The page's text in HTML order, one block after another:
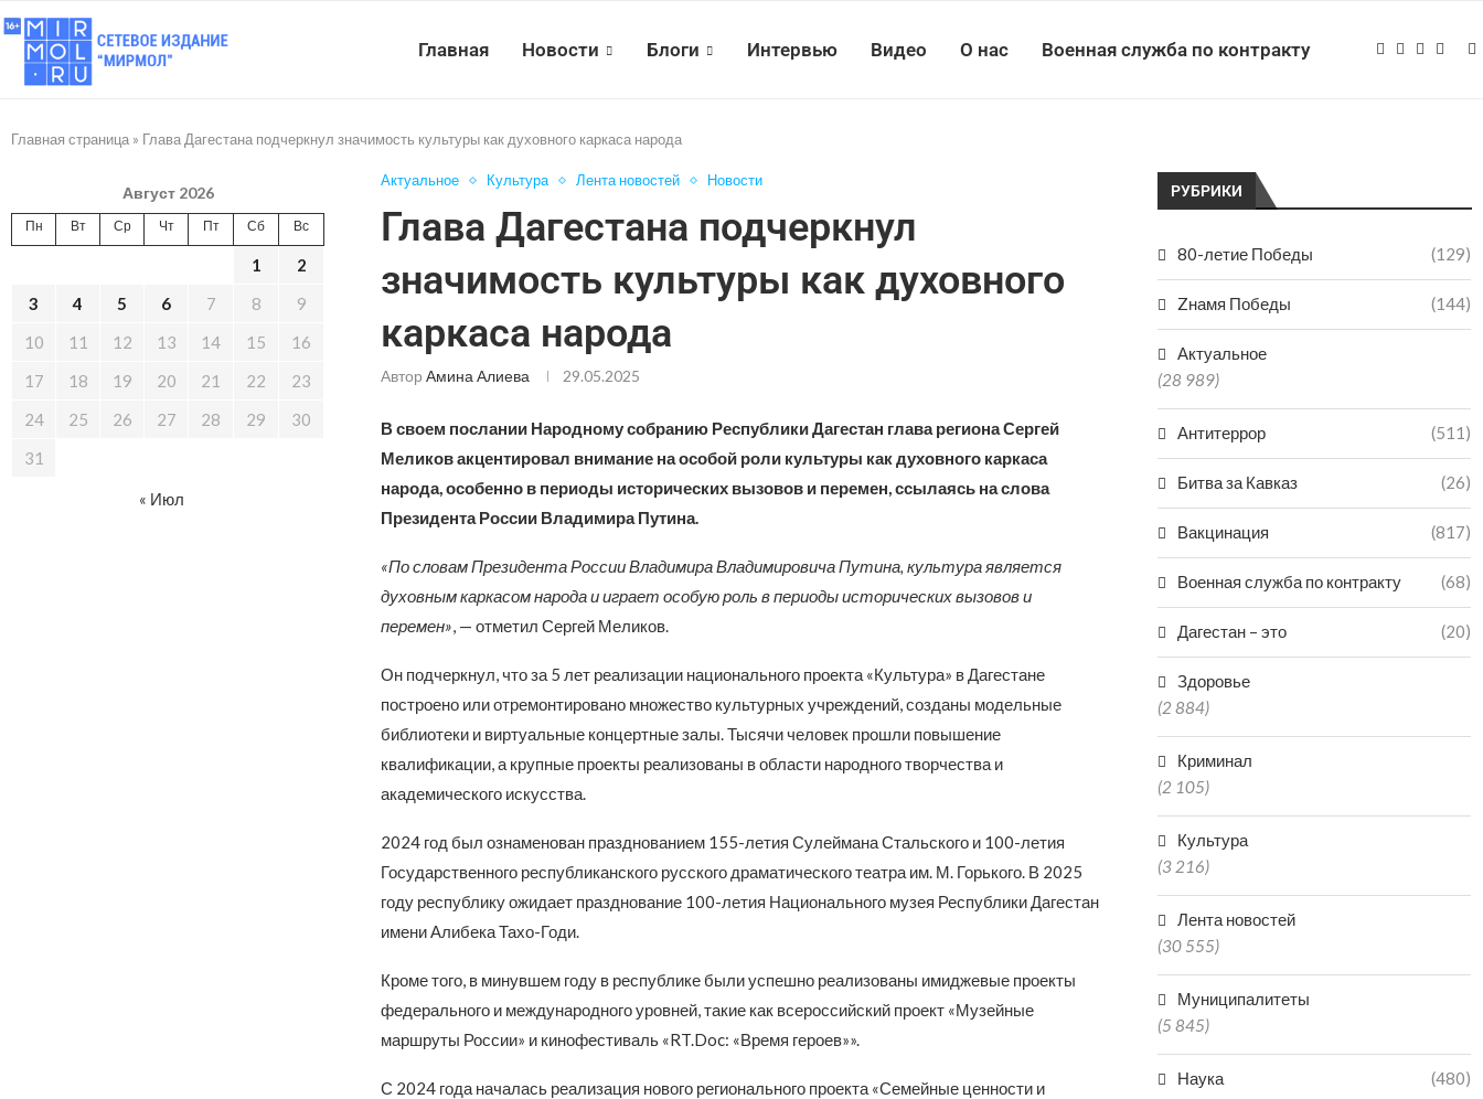
Главная Новости Блоги Интервью Видео О нас Военная служба по контракту
Главная страница » Глава Дагестана подчеркнул значимость культуры как духовного каркаса народа
Актуальное Культура Лента новостей Новости
Глава Дагестана подчеркнул
значимость культуры как духовного
каркаса народа
Автор Амина Алиева 29.05.2025
В своем послании Народному собранию Республики Дагестан глава региона Сергей
Меликов акцентировал внимание на особой роли культуры как духовного каркаса
народа, особенно в периоды исторических вызовов и перемен, ссылаясь на слова
Президента России Владимира Путина.
«По словам Президента России Владимира Владимировича Путина, культура является
духовным каркасом народа и играет особую роль в периоды исторических вызовов и
перемен», — отметил Сергей Меликов.
Он подчеркнул, что за 5 лет реализации национального проекта «Культура» в Дагестане
построено или отремонтировано множество культурных учреждений, созданы модельные
библиотеки и виртуальные концертные залы. Тысячи человек прошли повышение
квалификации, а крупные проекты реализованы в области народного творчества и
академического искусства.
2024 год был ознаменован празднованием 155-летия Сулеймана Стальского и 100-летия
Государственного республиканского русского драматического театра им. М. Горького. В 2025
году республику ожидает празднование 100-летия Национального музея Республики Дагестан
имени Алибека Тахо-Годи.
Кроме того, в минувшем году в республике были успешно реализованы имиджевые проекты
федерального и международного уровней, такие как всероссийский проект «Музейные
маршруты России» и кинофестиваль «RT.Doc: «Время героев»».
С 2024 года началась реализация нового регионального проекта «Семейные ценности и
РУБРИКИ
80-летие Победы (129)
Zнамя Победы (144)
Актуальное
(28 989)
Антитеррор (511)
Битва за Кавказ (26)
Вакцинация (817)
Военная служба по контракту (68)
Дагестан – это (20)
Здоровье
(2 884)
Криминал
(2 105)
Культура
(3 216)
Лента новостей
(30 555)
Муниципалитеты
(5 845)
Наука (480)
Август 2026
Пн Вт Ср Чт Пт Сб Вс
1
2
3
4 5 6 7 8
9
10
11 12 13 14 15
16
17
18 19 20 21 22
23
24
25 26 27 28 29
30
31
« Июл